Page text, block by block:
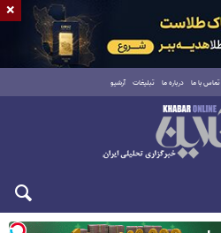
تماس با ما درباره ما تبلیغات آرشیو
×